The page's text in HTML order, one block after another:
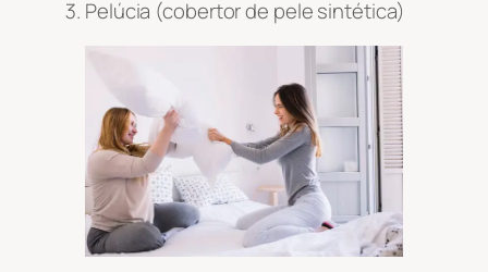
Pelúcia (cobertor de pele sintética)